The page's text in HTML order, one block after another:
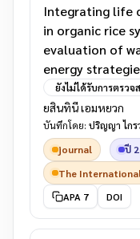
Integrating life
in organic rice
evaluation of
energy
ยังไม่ได้รับการตรวจ
ยสินทินี เอมหยวก
บันทึกโดย: ปริญญา ไก
journal
ปี
The
APA 7
DOI